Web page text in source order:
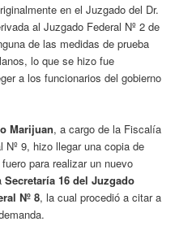
en el Juzgado del Dr.
al Juzgado Federal Nº 2 de
de las medidas de prueba
lo que se hizo fue
a los funcionarios del gobierno
Marijuan, a cargo de la Fiscalía
Nº 9, hizo llegar una copia de
para realizar un nuevo
Secretaría 16 del Juzgado
Nº 8, la cual procedió a citar a